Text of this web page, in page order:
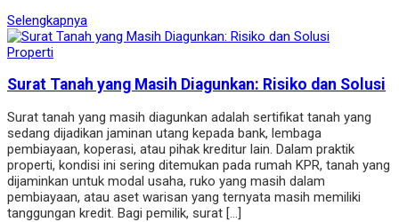
Selengkapnya
Properti
Surat Tanah yang Masih Diagunkan: Risiko dan Solusi
Surat tanah yang masih diagunkan adalah sertifikat tanah yang
sedang dijadikan jaminan utang kepada bank, lembaga
pembiayaan, koperasi, atau pihak kreditur lain. Dalam praktik
properti, kondisi ini sering ditemukan pada rumah KPR, tanah yang
dijaminkan untuk modal usaha, ruko yang masih dalam
pembiayaan, atau aset warisan yang ternyata masih memiliki
tanggungan kredit. Bagi pemilik, surat […]